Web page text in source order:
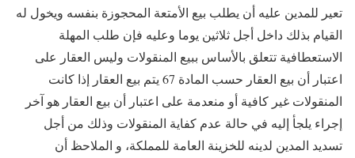
تعير للمدين عليه أن يطلب بيع الأمتعة المحجوزة بنفسه ويخول له
القيام بذلك داخل أجل ثلاثين يوما وعليه فإن طلب المهلة
الاستعطافية تتعلق بالأساس ببيع المنقولات وليس العقار على
اعتبار أن بيع العقار حسب المادة 67 يتم بيع العقار إذا كانت
المنقولات غير كافية أو منعدمة على اعتبار أن بيع العقار هو آخر
إجراء يلجأ إليه في حالة عدم كفاية المنقولات وذلك من أجل
تسديد المدين لدينه للخزينة العامة للمملكة، و الملاحظ أن